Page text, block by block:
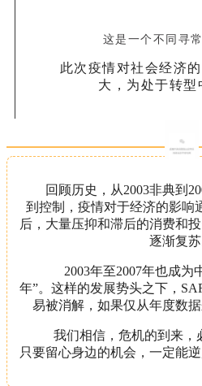
这是一个不同寻常
此次疫情对社会经济的
大，为处于转
回顾历史，从2003非典到
到控制，疫情对于经济的影响
后，大量压抑和滞后的消费和
逐渐复苏
2003年至2007年也成为
年”。这样的发展势头之下，
易被消解，如果仅从年度数
我们相信，危机的到来，必
只要留心身边的机会，一定能